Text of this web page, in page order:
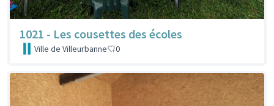
1021 - Les cousettes des écoles
Ville de Villeurbanne 0